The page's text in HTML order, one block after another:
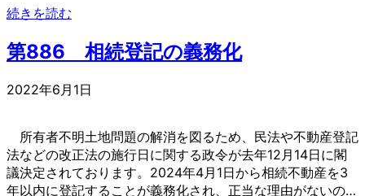
続きを読む
第886 相続登記の義務化
2022年6月1日
所有者不明土地問題の解消を図るため、民法や不動産登記
法などの改正法の施行日に関する政令が去年12月14日に閣
議決定されております。2024年4月1日から相続不動産を3
年以内に登記することが義務化され、正当な理由がないの…